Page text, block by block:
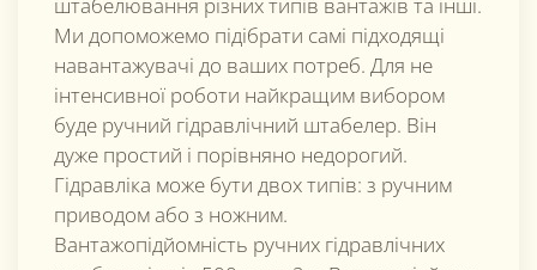
Ми допоможемо підібрати самі підходящі
навантажувачі до ваших потреб. Для не
інтенсивної роботи найкращим вибором
буде ручний гідравлічний штабелер. Він
дуже простий і порівняно недорогий.
Гідравліка може бути двох типів: з ручним
приводом або з ножним.
Вантажопідйомність ручних гідравлічних